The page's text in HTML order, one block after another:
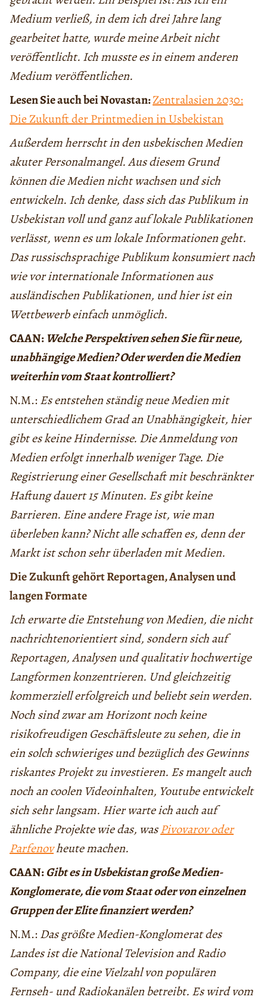
Medium verließ, in dem ich drei Jahre lang
gearbeitet hatte, wurde meine Arbeit nicht
veröffentlicht. Ich musste es in einem anderen
Medium veröffentlichen.
Lesen Sie auch bei Novastan:Zentralasien 2030:
Die Zukunft der Printmedien in Usbekistan
Außerdem herrscht in den usbekischen Medien
akuter Personalmangel. Aus diesem Grund
können die Medien nicht wachsen und sich
entwickeln. Ich denke, dass sich das Publikum in
Usbekistan voll und ganz auf lokale Publikationen
verlässt, wenn es um lokale Informationen geht.
Das russischsprachige Publikum konsumiert nach
wie vor internationale Informationen aus
ausländischen Publikationen, und hier ist ein
Wettbewerb einfach unmöglich.
CAAN: Welche Perspektiven sehen Sie für neue,
unabhängige Medien? Oder werden die Medien
weiterhin vom Staat kontrolliert?
N.M.: Es entstehen ständig neue Medien mit
unterschiedlichem Grad an Unabhängigkeit, hier
gibt es keine Hindernisse. Die Anmeldung von
Medien erfolgt innerhalb weniger Tage. Die
Registrierung einer Gesellschaft mit beschränkter
Haftung dauert 15 Minuten. Es gibt keine
Barrieren. Eine andere Frage ist, wie man
überleben kann? Nicht alle schaffen es, denn der
Markt ist schon sehr überladen mit Medien.
DieZukunft gehört Reportagen, Analysen und
langen Formate
Ich erwarte die Entstehung von Medien, die nicht
nachrichtenorientiert sind, sondern sich auf
Reportagen, Analysen und qualitativ hochwertige
Langformen konzentrieren. Und gleichzeitig
kommerziell erfolgreich und beliebt sein werden.
Noch sind zwar am Horizont noch keine
risikofreudigen Geschäftsleute zu sehen, die in
ein solch schwieriges und bezüglich des Gewinns
riskantes Projekt zu investieren. Es mangelt auch
noch an coolen Videoinhalten, Youtube entwickelt
sich sehr langsam. Hier warte ich auch auf
ähnliche Projekte wie das, wasPivovarov oder
Parfenovheute machen.
CAAN:Gibt es in Usbekistan große Medien-
Konglomerate, die vom Staat oder von einzelnen
Gruppen der Elite finanziert werden?
N.M.: Das größte Medien-Konglomerat des
Landes ist die National Television and Radio
Company, die eine Vielzahl von populären
Fernseh- und Radiokanälen betreibt. Es wird vom